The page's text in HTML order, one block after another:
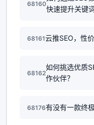
68160
快速提升关键
68161云推SEO，性
68162
如何挑选优质
作伙伴？
68176有没有一款终